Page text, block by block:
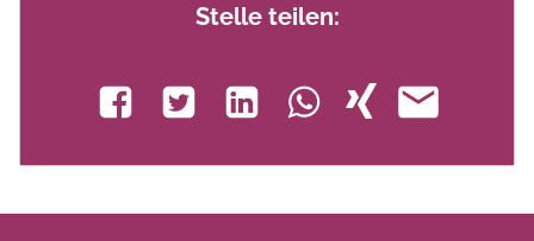
Stelle teilen: